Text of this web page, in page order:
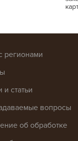
регионами
и статьи
вопросы
об обработке